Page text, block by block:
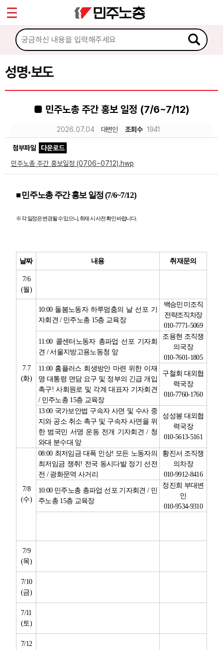
성명·보도
■ 민주노총 주간 홍보 일정 (7/6~7/12)
2026.07.04 대변인 조회수 1941
첨부파일
다운로드
민주노총 주간 홍보일정 (0706~0712).hwp
■ 민주노총 주간 홍보 일정(7/6~7/12)
※ 각 일정은 변경될 수 있으니 취재 시 사전 확인 바랍니다.
날짜 내용 취재문의
7/6
(월)
7.7
(화)
10:00 돌봄노동자 하루멈춤의 날 선포 기
자회견/ 민주노총 15층 교육장
백승민 미조직
전략조직차장
010-7771-5069
11:00 콜센터노동자 총파업 선포 기자회
견 /서울지방고용노동청 앞
조용현 조직쟁
의국장
010-7601-1805
11:00 홈플러스 회생방안 마련 위한 이재
명 대통령 면담 요구 및 정부의 긴급 개입
촉구!사회원로 및 각계 대표자 기자회견
/ 민주노총 15층 교육장
구철회 대외협
력국장
010-7760-1760
13:00 국가보안법 구속자 사면 및 수사 중
지와 공소 취소 촉구 및 구속자 사면을 위
한 범국민 서명 운동 전개 기자회견/ 청
와대 분수대 앞
성성봉 대외협
력국장
010-5613-5161
7/8
(수)
08:00 최저임금 대폭 인상! 모든 노동자의
최저임금 쟁취 ! 전국 동시다발 정기 선전
전 / 광화문역 사거리
황진서 조직쟁
의차장
010-9912-8416
10:00 민주노총 총파업 선포 기자회견 / 민
주노총 15층 교육장
정진희 부대변
인
010-9534-9310
7/9
(목)
7/10
(금)
7/11
(토)
7/12
마이페이지
소개
소식
공지사항
성명·보도
노동상담
부설기관
Sketchbook5, 스케치북5
Sketchbook5, 스케치북5